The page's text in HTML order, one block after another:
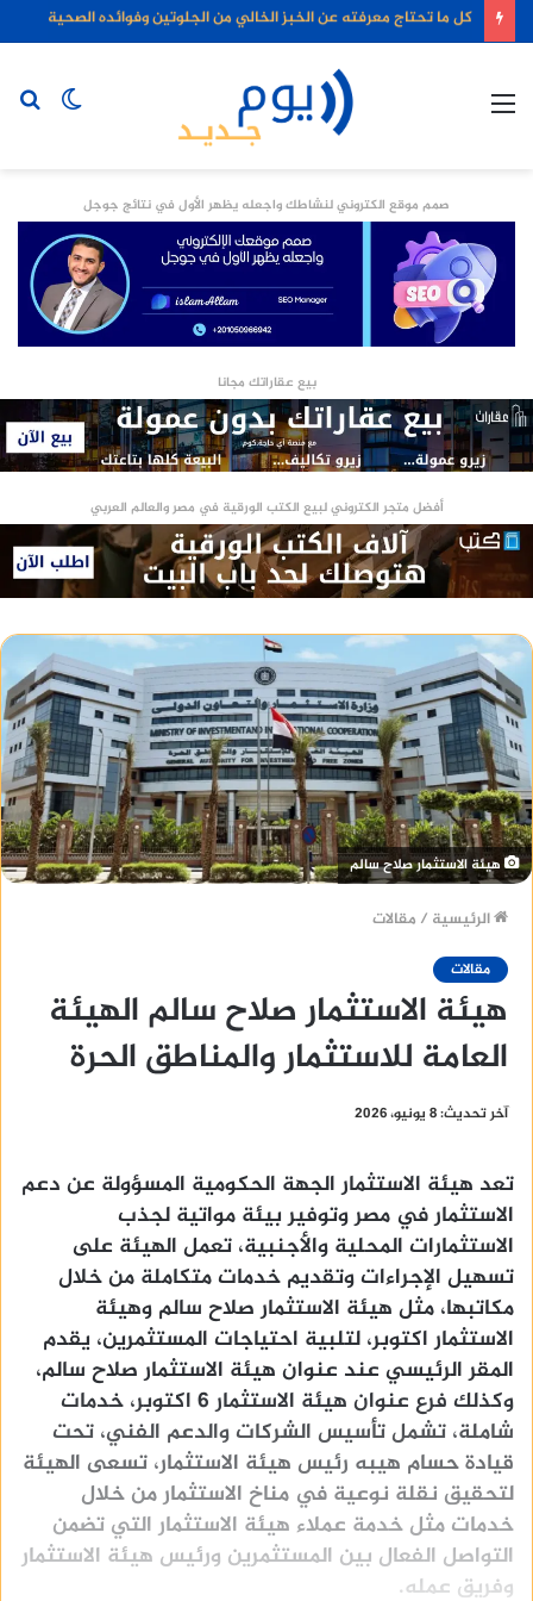
كل ما تحتاج معرفته عن الخبز الخالي من الجلوتين وفوائده الصحية
الوضع
صمم موقع الكتروني لنشاطك واجعله يظهر الأول في نتائج جوجل
بيع عقاراتك مجانا
أفضل متجر الكتروني لبيع الكتب الورقية في مصر والعالم العربي
هيئة الاستثمار صلاح سالم
الرئيسية / مقالات
مقالات
هيئة الاستثمار صلاح سالم الهيئة
العامة للاستثمار والمناطق الحرة
آخر تحديث: 8 يونيو، 2026
تعد هيئة الاستثمار الجهة الحكومية المسؤولة عن دعم
الاستثمار في مصر وتوفير بيئة مواتية لجذب
الاستثمارات المحلية والأجنبية، تعمل الهيئة على
تسهيل الإجراءات وتقديم خدمات متكاملة من خلال
مكاتبها، مثل هيئة الاستثمار صلاح سالم وهيئة
الاستثمار اكتوبر، لتلبية احتياجات المستثمرين، يقدم
المقر الرئيسي عند عنوان هيئة الاستثمار صلاح سالم،
وكذلك فرع عنوان هيئة الاستثمار 6 اكتوبر، خدمات
شاملة، تشمل تأسيس الشركات والدعم الفني، تحت
قيادة حسام هيبه رئيس هيئة الاستثمار، تسعى الهيئة
لتحقيق نقلة نوعية في مناخ الاستثمار من خلال
خدمات مثل خدمة عملاء هيئة الاستثمار التي تضمن
التواصل الفعال بين المستثمرين ورئيس هيئة الاستثمار
وفريق عمله.